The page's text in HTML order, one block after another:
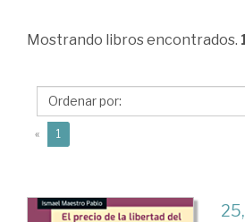
Ciencias
>
Historias
locales
Rioja
Mostrando libros encontrados.
« 1